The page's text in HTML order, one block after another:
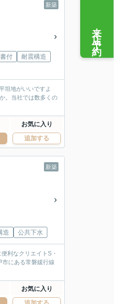
新築
付
耐震構造
坦地がいいですよ
。当社では数多くの
お気に入り
追加する
新築
造 公共下水
利なクリエイトS・
にある常磐緩行線
お気に入り
来店予約